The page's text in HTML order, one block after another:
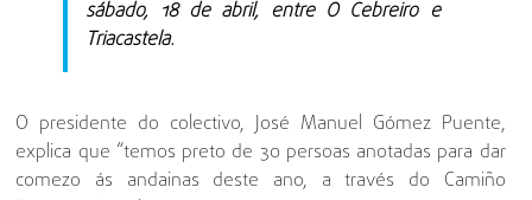
sábado, 18 de abril, entre O Cebreiro e
Triacastela.
O presidente do colectivo, José Manuel Gómez Puente,
explica que “temos preto de 30 persoas anotadas para dar
comezo ás andainas deste ano, a través do Camiño